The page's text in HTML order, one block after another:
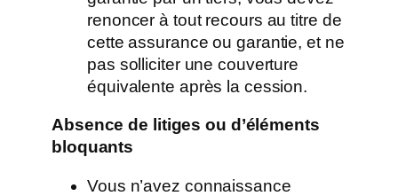
renoncer à tout recours au titre de
cette assurance ou garantie, et ne
pas solliciter une couverture
équivalente après la cession.
Absence de litiges ou d’éléments
bloquants
Vous n’avez connaissance